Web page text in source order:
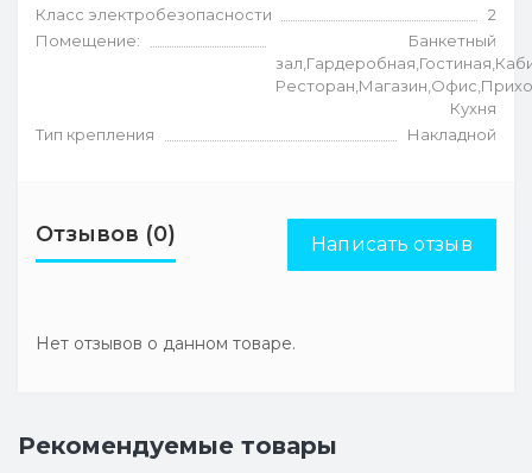
Класс электробезопасности
2
Помещение:
Банкетный
Кухня
Тип крепления
Накладной
Отзывов (0) Написать отзыв
Нет отзывов о данном товаре.
Рекомендуемые товары